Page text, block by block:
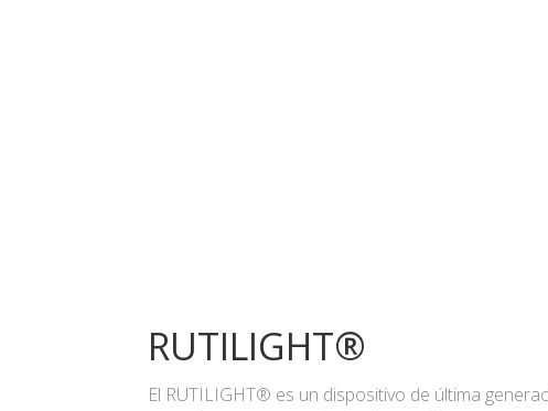
RUTILIGHT®
El RUTILIGHT® es un dispositivo de última